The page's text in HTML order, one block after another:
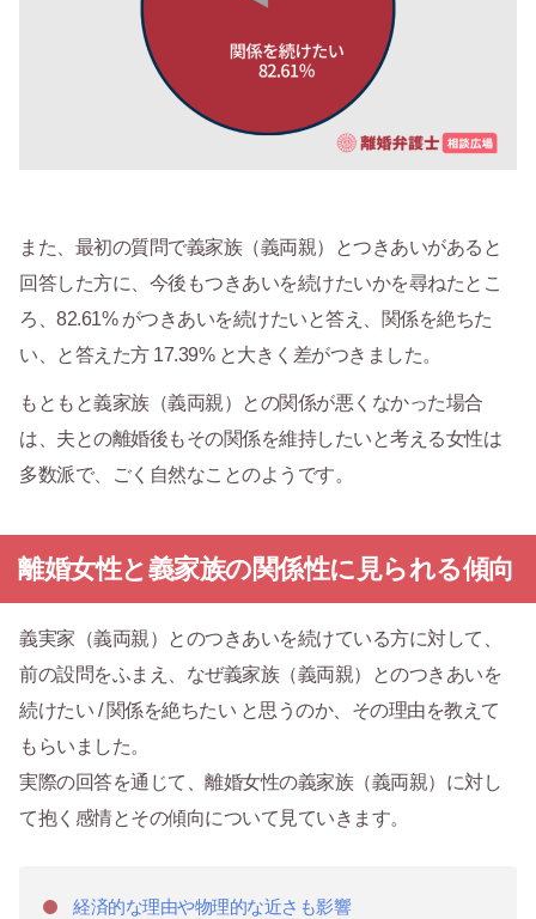
また、最初の質問で義家族（義両親）とつきあいがあると
回答した方に、今後もつきあいを続けたいかを尋ねたとこ
ろ、82.61% がつきあいを続けたいと答え、関係を絶ちた
い、と答えた方 17.39% と大きく差がつきました。
もともと義家族（義両親）との関係が悪くなかった場合
は、夫との離婚後もその関係を維持したいと考える女性は
多数派で、ごく自然なことのようです。
離婚女性と義家族の関係性に見られる傾向
義実家（義両親）とのつきあいを続けている方に対して、
前の設問をふまえ、なぜ義家族（義両親）とのつきあいを
続けたい / 関係を絶ちたい と思うのか、その理由を教えて
もらいました。
実際の回答を通じて、離婚女性の義家族（義両親）に対し
て抱く感情とその傾向について見ていきます。
経済的な理由や物理的な近さも影響